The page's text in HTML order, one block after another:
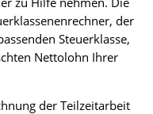
der
Steuerklasse,
Nettolohn Ihrer
der Teilzeitarbeit